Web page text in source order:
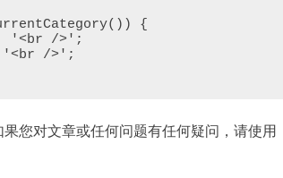
{
您对文章或任何问题有任何疑问，请使用